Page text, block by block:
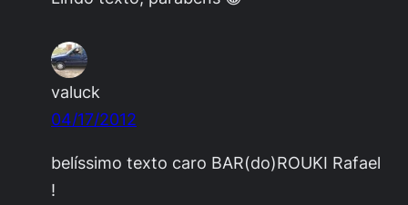
valuck
04/17/2012
belíssimo texto caro BAR(do)ROUKI Rafael
!